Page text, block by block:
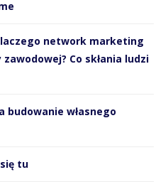
Dlaczego network marketing
Co skłania ludzi
budowanie własnego
tu